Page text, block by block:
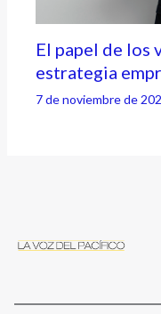
El papel de los
estrategia
7 de noviembre de